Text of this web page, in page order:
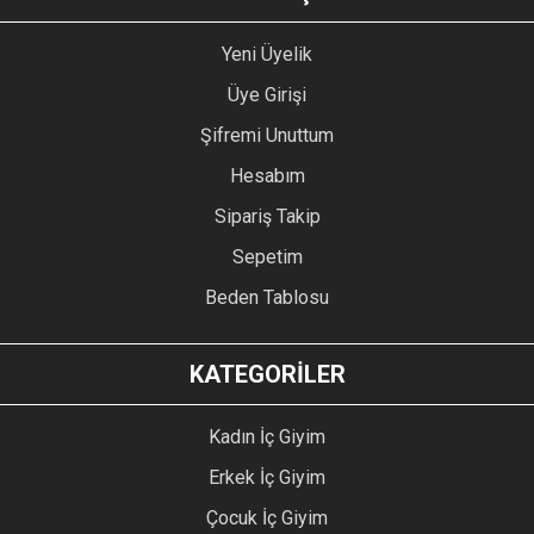
Yeni Üyelik
Üye Girişi
Şifremi Unuttum
Hesabım
Sipariş Takip
Sepetim
Beden Tablosu
KATEGORİLER
Kadın İç Giyim
Erkek İç Giyim
Çocuk İç Giyim